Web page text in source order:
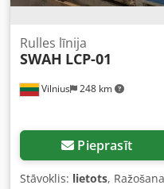
Vilnius 248 km
Rulles līnija
SWAH LCP-01
Pieprasīt
Stāvoklis: lietots,